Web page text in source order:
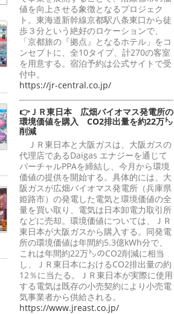
値を向上させる象徴となるプロジェク
ト。東海道新幹線京都駅八条東口から徒
歩３分という絶好のロケーションで、
「京都旅の『拠点』となるホテル」をコ
ンセプトに、全10タイプ、計270の客室
を用意する。宿泊予約は公式サイトで受
付中。
https://jr-central.co.jp/
👉ＪＲ東日本 広畑バイオマス発電所の
環境価値を購入 CO2排出量を約22万㌧
削減
ＪＲ東日本と大阪ガスは、大阪ガスの
代理店であるDaigas エナジーを通じて
バーチャルPPAを締結し、今月から環境
価値の提供を開始する。具体的には、大
阪ガスが広畑バイオマス発電所（兵庫県
姫路市）の発電した電気と環境価値の全
量を買い取り、電気は日本卸電力取引所
などに売却。環境価値については、ＪＲ
東日本が大阪ガスから購入する。同発電
所の環境価値は年間約5.3億kWh分で、
これは年間約22万㌧のCO2削減に相当
し、ＪＲ東日本におけるCO2排出量の約
12％に当たる。ＪＲ東日本が実際に使用
する電気は既存の小売契約により小売電
気事業者から供給される。
https://www.jreast.co.jp/